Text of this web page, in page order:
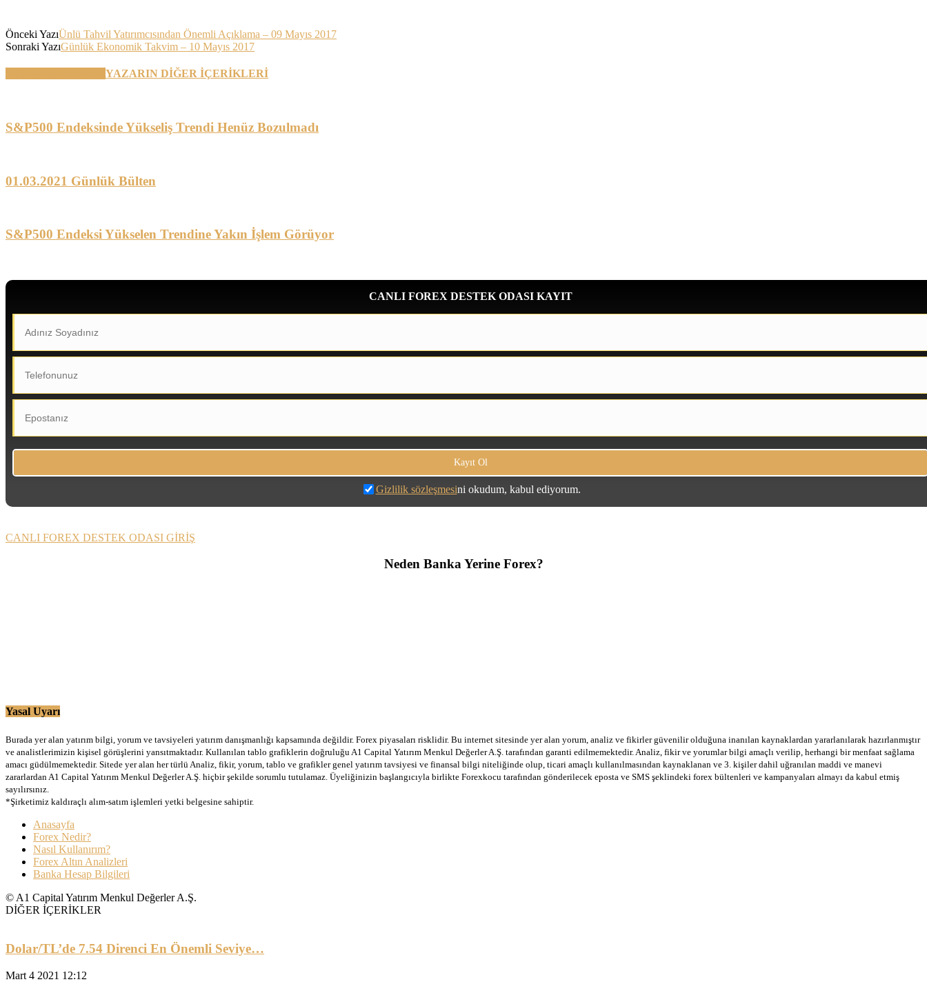
Önceki YazıÜnlü Tahvil Yatırımcısından Önemli Açıklama – 09 Mayıs 2017
Sonraki YazıGünlük Ekonomik Takvim – 10 Mayıs 2017
YAZARIN DİĞER İÇERİKLERİ
S&P500 Endeksinde Yükseliş Trendi Henüz Bozulmadı
01.03.2021 Günlük Bülten
S&P500 Endeksi Yükselen Trendine Yakın İşlem Görüyor
CANLI FOREX DESTEK ODASI KAYIT
Gizlilik sözleşmesini okudum, kabul ediyorum.
CANLI FOREX DESTEK ODASI GİRİŞ
Neden Banka Yerine Forex?
Yasal Uyarı
Burada yer alan yatırım bilgi, yorum ve tavsiyeleri yatırım danışmanlığı kapsamında değildir. Forex piyasaları risklidir. Bu internet sitesinde yer alan yorum, analiz ve fikirler güvenilir olduğuna inanılan kaynaklardan yararlanılarak hazırlanmıştır
ve analistlerimizin kişisel görüşlerini yansıtmaktadır. Kullanılan tablo grafiklerin doğruluğu A1 Capital Yatırım Menkul Değerler A.Ş. tarafından garanti edilmemektedir. Analiz, fikir ve yorumlar bilgi amaçlı verilip, herhangi bir menfaat sağlama
amacı güdülmemektedir. Sitede yer alan her türlü Analiz, fikir, yorum, tablo ve grafikler genel yatırım tavsiyesi ve finansal bilgi niteliğinde olup, ticari amaçlı kullanılmasından kaynaklanan ve 3. kişiler dahil uğranılan maddi ve manevi
zararlardan A1 Capital Yatırım Menkul Değerler A.Ş. hiçbir şekilde sorumlu tutulamaz. Üyeliğinizin başlangıcıyla birlikte Forexkocu tarafından gönderilecek eposta ve SMS şeklindeki forex bültenleri ve kampanyaları almayı da kabul etmiş
sayılırsınız.
*Şirketimiz kaldıraçlı alım-satım işlemleri yetki belgesine sahiptir.
Anasayfa
Forex Nedir?
Nasıl Kullanırım?
Forex Altın Analizleri
Banka Hesap Bilgileri
© A1 Capital Yatırım Menkul Değerler A.Ş.
DİĞER İÇERİKLER
Dolar/TL’de 7.54 Direnci En Önemli Seviye…
Mart 4 2021 12:12